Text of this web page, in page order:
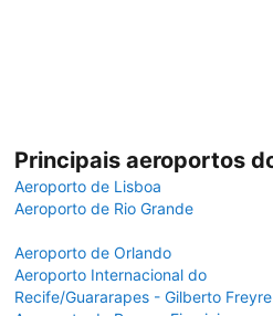
Principais aeroportos
Aeroporto de Lisboa
Aeroporto de Rio Grande
Aeroporto de Orlando
Aeroporto Internacional do
Recife/Guararapes - Gilberto Freyre